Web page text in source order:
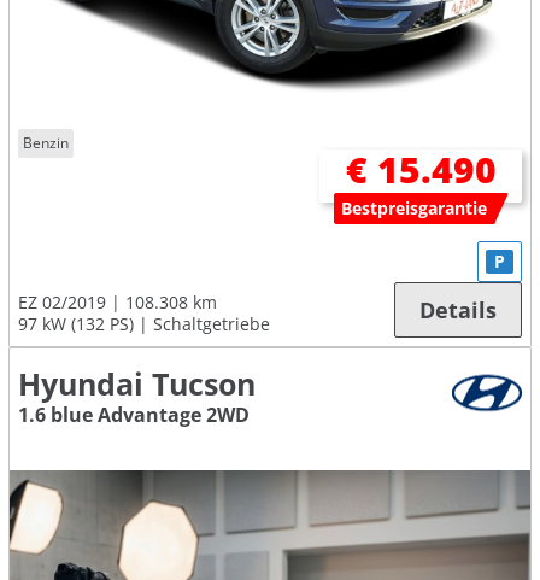
Benzin
€ 15.490
Bestpreisgarantie
EZ 02/2019
108.308 km
97 kW (132 PS)
Schaltgetriebe
P
Details
Hyundai Tucson
1.6 blue Advantage 2WD